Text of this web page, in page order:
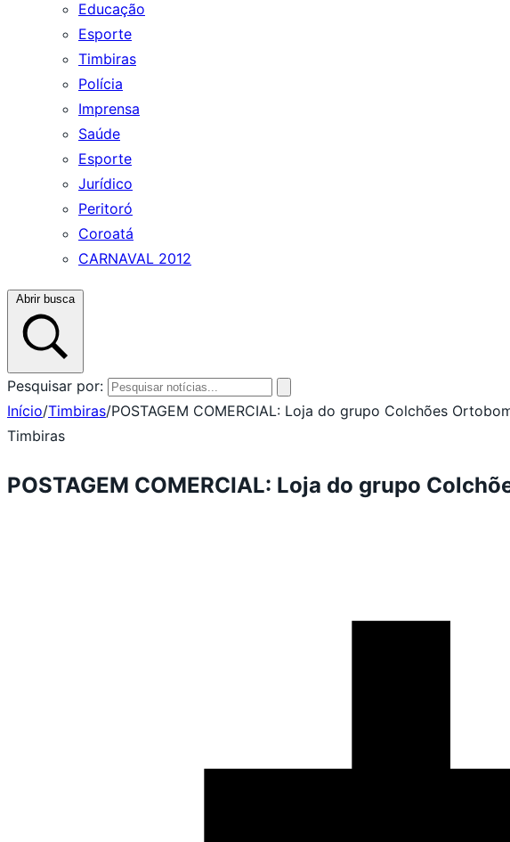
Educação
Esporte
Timbiras
Polícia
Imprensa
Saúde
Esporte
Jurídico
Peritoró
Coroatá
CARNAVAL 2012
Abrir busca
Pesquisar por:
Início/Timbiras/POSTAGEM COMERCIAL: Loja do grupo Colchões
Timbiras
POSTAGEM COMERCIAL: Loja do grupo